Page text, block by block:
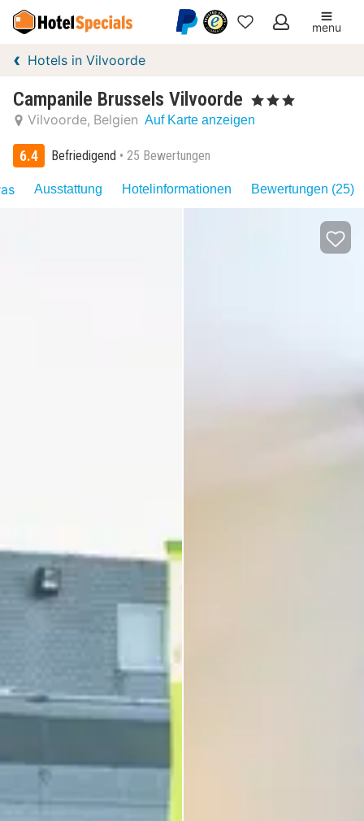
Meine
menu
Hotels in Vilvoorde
Campanile Brussels Vilvoorde , 3 Sterne
Vilvoorde Belgien Auf Karte anzeigen
6.4 Befriedigend 25 Bewertungen
Ausstattung Hotelinformationen Bewertungen (25)